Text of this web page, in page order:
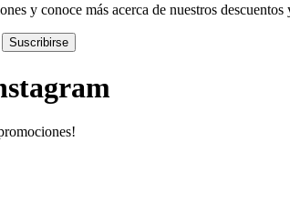
y conoce más acerca de nuestros
Suscribirse